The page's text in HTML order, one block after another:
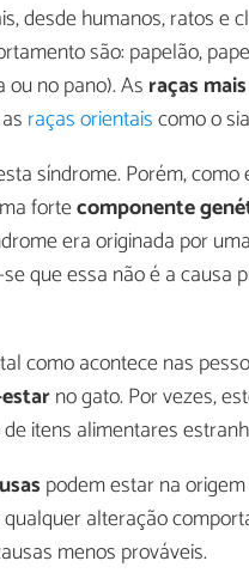
desde humanos, ratos e
são: papelão,
no pano). As raças
raças orientaiscomo o
síndrome. Porém,
fortecomponente
era originada por
que essa não é a causa
como acontece nas
no gato. Por vezes,
itens alimentares
podem estar na
alteração
menos prováveis.